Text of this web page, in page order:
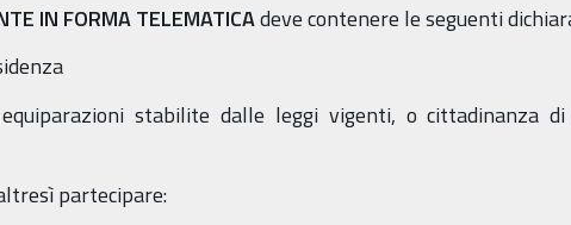
IN FORMA TELEMATICAdeve contenere le seguenti
stabilite dalle leggi vigenti, o cittadinanza
partecipare: